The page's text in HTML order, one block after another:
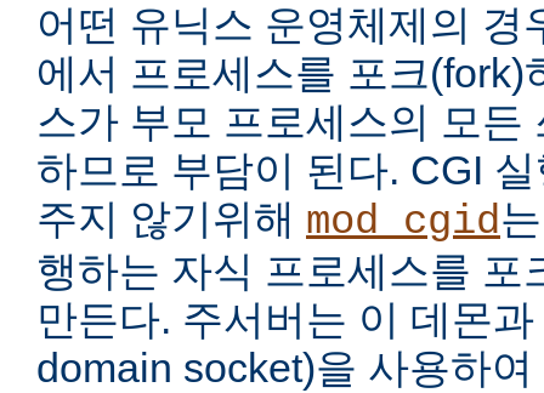
어떤 유닉스 운영체제의 경
에서 프로세스를 포크(fork)
스가 부모 프로세스의 모든
하므로 부담이 된다. CGI
주지 않기위해 mod_cgid
행하는 자식 프로세스를 포
만든다. 주서버는 이 데몬
domain socket)을 사용하